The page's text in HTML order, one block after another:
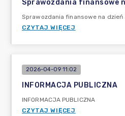
Sprawozdania finansowe
Sprawozdania finansowe na dzień
CZYTAJ WIĘCEJ
2026-04-09 11:02
INFORMACJA PUBLICZNA
INFORMACJA PUBLICZNA
CZYTAJ WIĘCEJ